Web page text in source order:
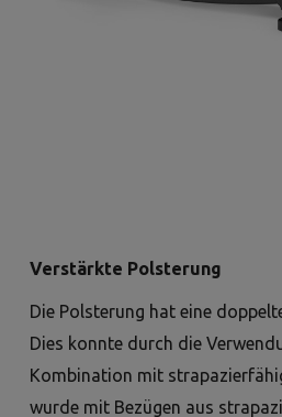
Verstärkte Polsterung
Die Polsterung hat eine
Dies konnte durch die
Kombination mit
wurde mit Bezügen aus